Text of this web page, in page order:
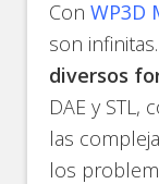
ConWP3D
son infinitas.
diversos
DAE y
las
los